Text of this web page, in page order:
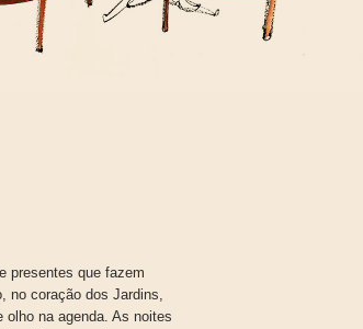
presentes que fazem
no coração dos Jardins,
na agenda. As noites